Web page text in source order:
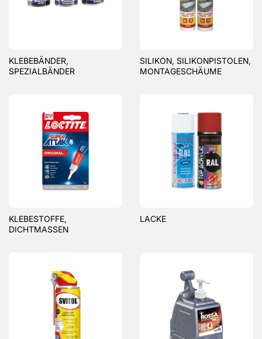
KLEBEBÄNDER,
SPEZIALBÄNDER
SILIKON, SILIKONPISTOLEN,
MONTAGESCHÄUME
KLEBESTOFFE,
DICHTMASSEN
LACKE